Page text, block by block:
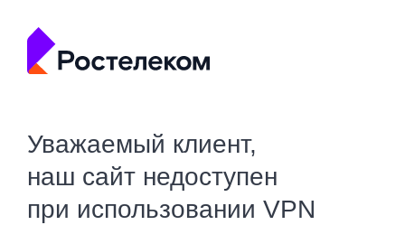
Уважаемый клиент,
наш сайт недоступен
при использовании VPN